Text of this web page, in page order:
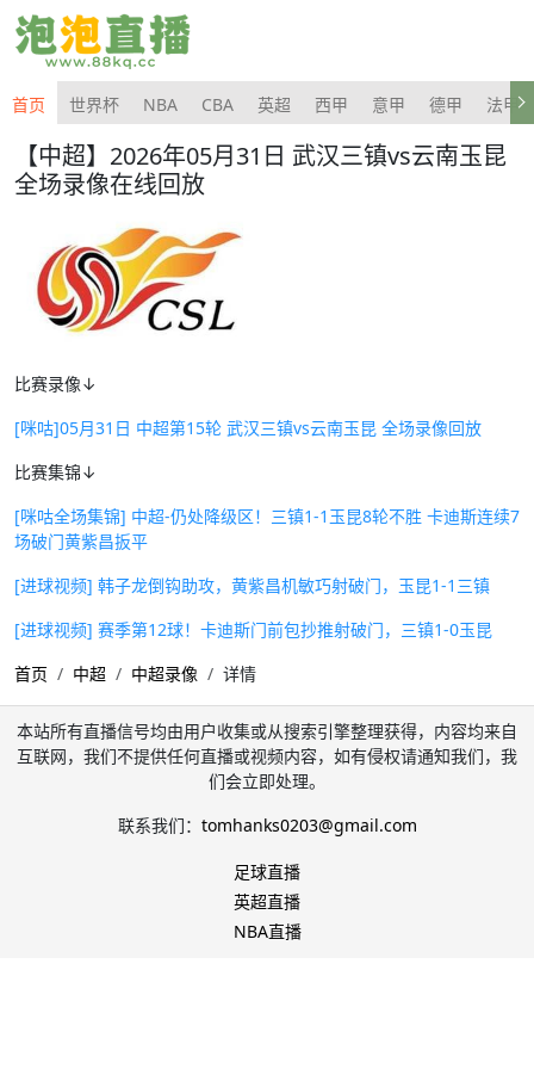
首页 世界杯 NBA CBA 英超 西甲 意甲 德甲 法甲
【中超】2026年05月31日 武汉三镇vs云南玉昆
全场录像在线回放
比赛录像↓
[咪咕]05月31日 中超第15轮 武汉三镇vs云南玉昆 全场录像回放
比赛集锦↓
[咪咕全场集锦] 中超-仍处降级区！三镇1-1玉昆8轮不胜 卡迪斯连续7
场破门黄紫昌扳平
[进球视频] 韩子龙倒钩助攻，黄紫昌机敏巧射破门，玉昆1-1三镇
[进球视频] 赛季第12球！卡迪斯门前包抄推射破门，三镇1-0玉昆
首页
中超 中超录像 详情
本站所有直播信号均由用户收集或从搜索引擎整理获得，内容均来自
互联网，我们不提供任何直播或视频内容，如有侵权请通知我们，我
们会立即处理。
联系我们： tomhanks0203@gmail.com
足球直播
英超直播
NBA直播